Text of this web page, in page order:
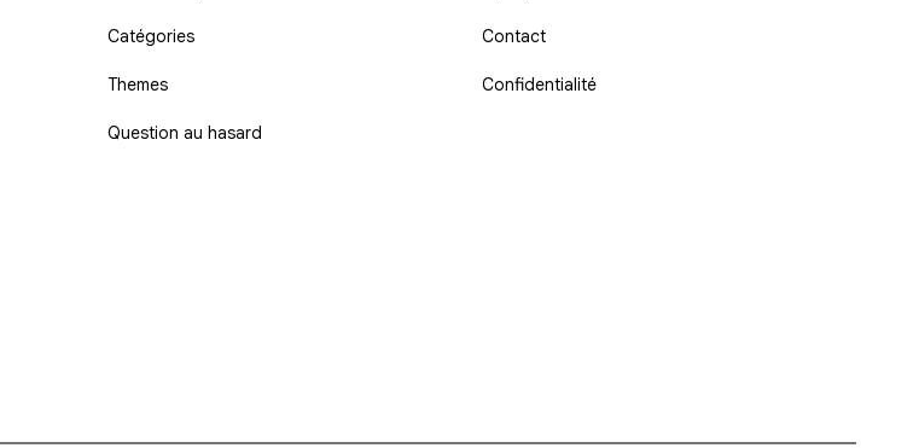
Catégories
Themes
Question au hasard
Contact
Confidentialité